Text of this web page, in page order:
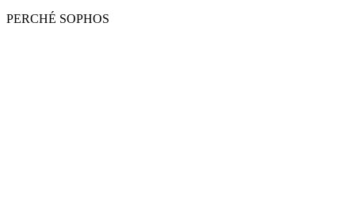
PERCHÉ SOPHOS